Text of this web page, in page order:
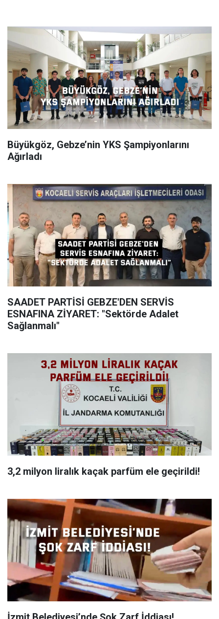
Büyükgöz, Gebze’nin YKS Şampiyonlarını
Ağırladı
SAADET PARTİSİ GEBZE'DEN SERVİS
ESNAFINA ZİYARET: "Sektörde Adalet
Sağlanmalı"
3,2 milyon liralık kaçak parfüm ele geçirildi!